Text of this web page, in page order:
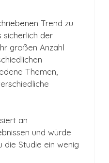
Trend zu
sicherlich der
großen Anzahl
Themen,
an
und würde
die Studie ein wenig